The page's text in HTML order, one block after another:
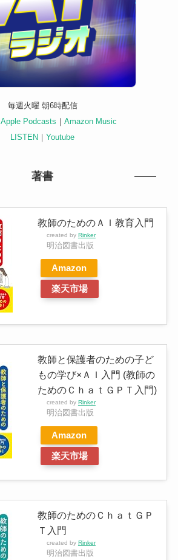
毎週火曜 朝6時配信
Apple Podcasts ｜ Amazon Music
LISTEN ｜ Youtube
著書
教師のためのＡＩ教育入門
created by Rinker
明治図書出版
Amazon
楽天市場
教師と保護者のための子ど
もの学び×ＡＩ入門 (教師の
ためのＣｈａｔＧＰＴ入門)
created by Rinker
明治図書出版
Amazon
楽天市場
教師のためのＣｈａｔＧＰ
Ｔ入門
created by Rinker
明治図書出版